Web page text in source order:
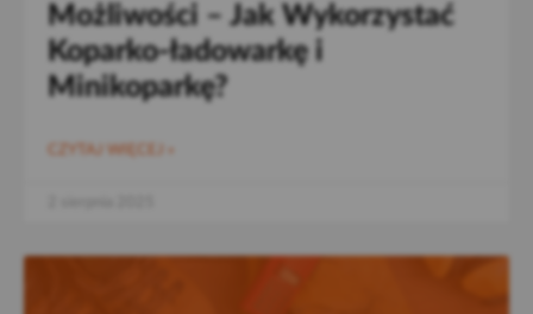
Możliwości – Jak Wykorzystać
Koparko-ładowarkę i
Minikoparkę?
CZYTAJ WIĘCEJ »